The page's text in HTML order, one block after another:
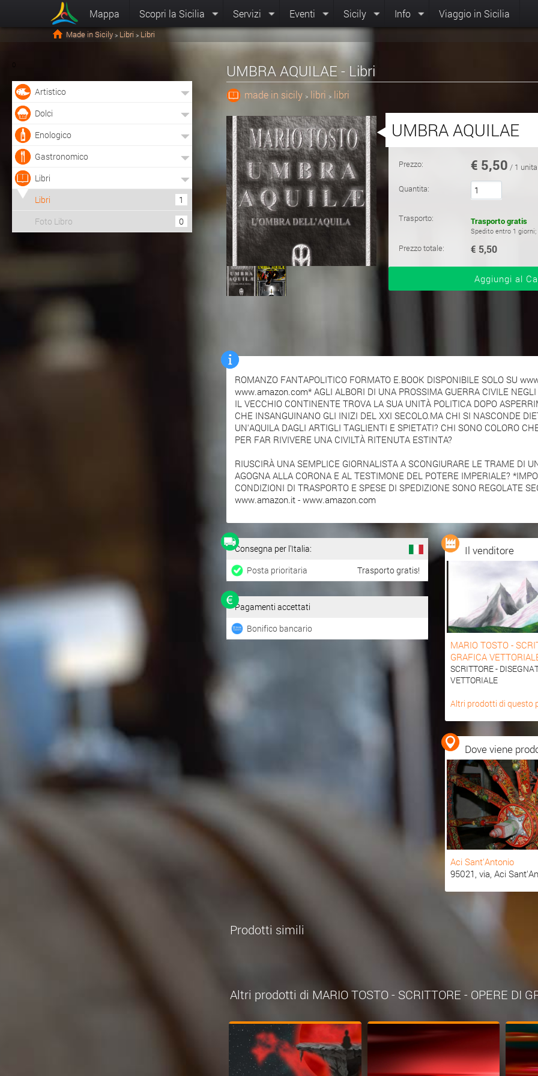
Mappa Scopri la Sicilia Servizi Eventi Sicily Info Viaggio in Sicilia
Made in Sicily > Libri > Libri
0
Artistico
Dolci
Enologico
Gastronomico
Libri
Libri
1
Foto Libro
0
UMBRA AQUILAE - Libri
made in sicily > libri > libri
UMBRA AQUILAE
Prezzo: € 5,50 / 1 unita
Quantita:
Trasporto: Trasporto gratis
Spedito entro 1
Prezzo totale: € 5,50
ROMANZO FANTAPOLITICO FORMATO E.BOOK DISPONIBILE SOLO SU
www.amazon.com* AGLI ALBORI DI UNA PROSSIMA GUERRA CIVILE
IL VECCHIO CONTINENTE TROVA LA SUA UNITÀ POLITICA DOPO
CHE INSANGUINANO GLI INIZI DEL XXI SECOLO.MA CHI SI NASCONDE
UN'AQUILA DAGLI ARTIGLI TAGLIENTI E SPIETATI? CHI SONO COLORO
PER FAR RIVIVERE UNA CIVILTÀ RITENUTA ESTINTA?
RIUSCIRÀ UNA SEMPLICE GIORNALISTA A SCONGIURARE LE TRAME DI
AGOGNA ALLA CORONA E AL TESTIMONE DEL POTERE IMPERIALE?
CONDIZIONI DI TRASPORTO E SPESE DI SPEDIZIONE SONO REGOLATE
www.amazon.it - www.amazon.com
Consegna per l'Italia:
Posta prioritaria
Trasporto gratis!
Pagamenti accettati
Bonifico bancario
Il venditore
MARIO TOSTO -
GRAFICA
SCRITTORE -
VETTORIALE
Altri prodotti di questo
Dove viene
Aci Sant'Antonio
95021, via, Aci
Prodotti simili
Altri prodotti di MARIO TOSTO - SCRITTORE - OPERE DI